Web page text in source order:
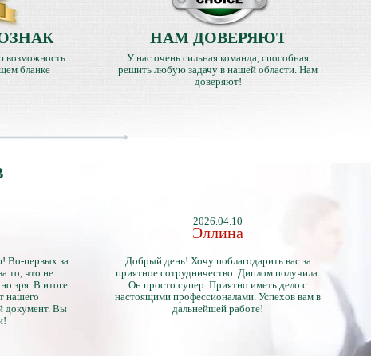
возможность
бланке
НАМ ДОВЕРЯЮТ
У нас очень сильная команда, способная
решить любую задачу в нашей области. Нам
доверяют!
Во-первых за
то, что не
зря. В итоге
нашего
документ. Вы
2026.04.10
Эллина
Добрый день! Хочу поблагодарить вас за
приятное сотрудничество. Диплом получила.
Он просто супер. Приятно иметь дело с
настоящими профессионалами. Успехов вам в
дальнейшей работе!